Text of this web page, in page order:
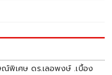
พิเศษ ดร.เลอพงษ์ .เบื้อง